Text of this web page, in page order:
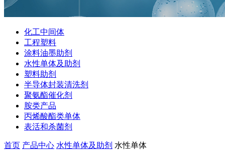
化工中间体
工程塑料
涂料油墨助剂
水性单体及助剂
塑料助剂
半导体封装清洗剂
聚氨酯催化剂
胺类产品
丙烯酸酯类单体
表活和杀菌剂
首页 产品中心 水性单体及助剂 水性单体